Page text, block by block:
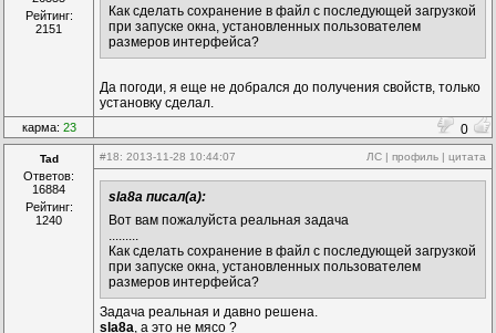
Рейтинг:
2151
Как сделать сохранение в файл с последующей загрузкой
при запуске окна, установленных пользователем
размеров интерфейса?
Да погоди, я еще не добрался до получения свойств, только
установку сделал.
карма: 23 0
Tad
Ответов:
16884
Рейтинг:
1240
#18: 2013-11-28 10:44:07 ЛС | профиль | цитата
sla8a писал(а):
Вот вам пожалуйста реальная задача
.........
Как сделать сохранение в файл с последующей загрузкой
при запуске окна, установленных пользователем
размеров интерфейса?
Задача реальная и давно решена.
sla8a, а это не мясо ?